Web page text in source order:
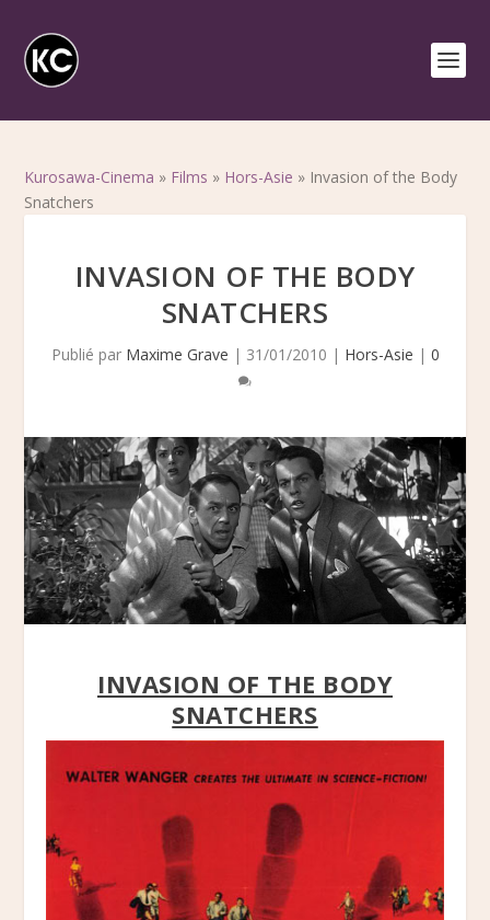
Kurosawa-Cinema » Films » Hors-Asie » Invasion of the Body
Snatchers
INVASION OF THE BODY
SNATCHERS
Publié par Maxime Grave | 31/01/2010 | Hors-Asie | 0
INVASION OF THE BODY
SNATCHERS